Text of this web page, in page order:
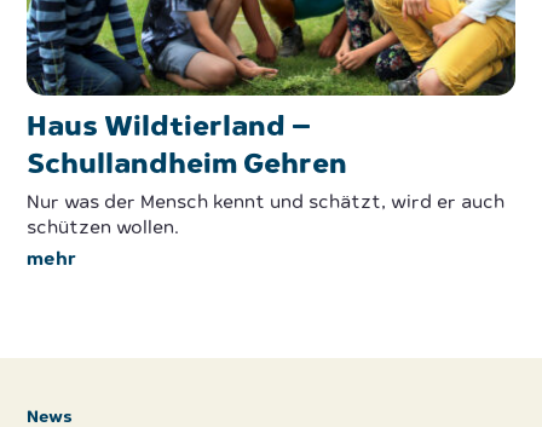
Haus Wildtierland –
Schullandheim Gehren
Nur was der Mensch kennt und schätzt, wird er auch
schützen wollen.
mehr
News